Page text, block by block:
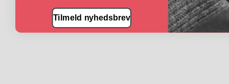
Tilmeld nyhedsbrev